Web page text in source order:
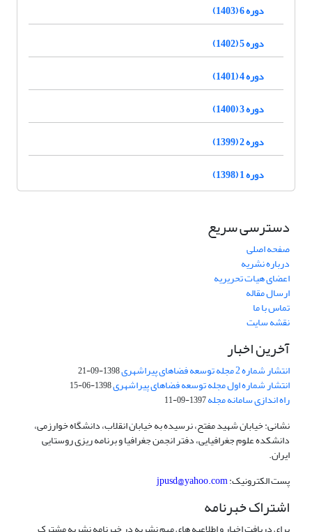
دوره 6 (1403)
دوره 5 (1402)
دوره 4 (1401)
دوره 3 (1400)
دوره 2 (1399)
دوره 1 (1398)
دسترسی سریع
صفحه اصلی
درباره نشریه
اعضای هیات تحریریه
ارسال مقاله
تماس با ما
نقشه سایت
آخرین اخبار
انتشار شماره 2 مجله توسعه فضاهای پیراشهری 1398-09-21
انتشار شماره اول مجله توسعه فضاهای پیراشهری1398-06-15
راه اندازی سامانه مجله1397-09-11
نشانی: خیابان شهید مفتح، نرسیده به خیابان انقلاب، دانشگاه خوارزمی،
دانشکده علوم جغرافیایی، دفتر انجمن جغرافیا و برنامه ریزی روستایی
ایران.
پست الکترونیک:jpusd@yahoo.com
اشتراک خبرنامه